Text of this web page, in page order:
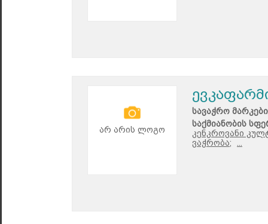
არ არის ლოგო
სავაჭრო
საქმიანობის
კენკროვანი
ვაჭრობა;